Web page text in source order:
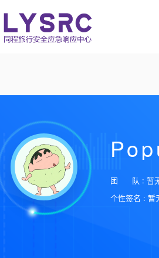
团 队 : 暂
个性签名 : 暂